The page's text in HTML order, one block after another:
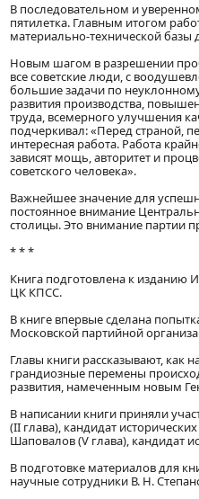
В последовательном и
пятилетка. Главным итогом
материально-технической
Новым шагом в разрешении
все советские люди, с
большие задачи по
развития производства,
труда, всемерного улучшения
подчеркивал: «Перед страной,
интересная работа. Работа
зависят мощь, авторитет и
советского человека».
Важнейшее значение для
постоянное внимание
столицы. Это внимание партии
* * *
Книга подготовлена к
ЦК КПСС.
В книге впервые сделана
Московской партийной
Главы книги рассказывают, как
грандиозные перемены
развития, намеченным новым
В написании книги приняли
(II глава), кандидат
Шаповалов (V глава), кандидат
В подготовке материалов для
научные сотрудники В. Н.